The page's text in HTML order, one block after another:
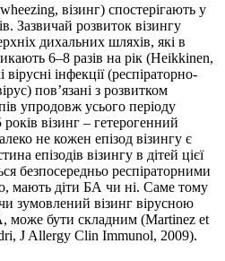
візинг) спостерігають у
Зазвичай розвиток візингу
дихальних шляхів, які в
6–8 разів на рік (Heikkinen,
інфекції (респіраторно-
пов’язані з розвитком
упродовж усього періоду
візинг – гетерогенний
не кожен епізод візингу є
епізодів візингу в дітей цієї
безпосередньо респіраторними
мають діти БА чи ні. Саме тому
зумовлений візинг вірусною
може бути складним (Martinez et
J Allergy Clin Immunol, 2009).